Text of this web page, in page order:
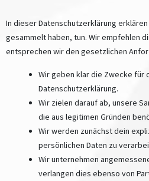
In dieser Datenschutzerklärung
gesammelt haben, tun. Wir empfehlen
entsprechen wir den gesetzlichen
Wir geben klar die Zwecke für
Datenschutzerklärung.
Wir zielen darauf ab, unsere
die aus legitimen Gründen
Wir werden zunächst dein
persönlichen Daten zu
Wir unternehmen
verlangen dies ebenso von